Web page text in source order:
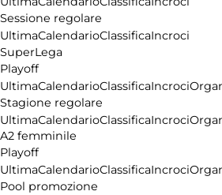
Sessione regolare
UltimaCalendarioClassificaIncroci
SuperLega
Playoff
UltimaCalendarioClassificaIncroci
Stagione regolare
UltimaCalendarioClassificaIncroci
A2 femminile
Playoff
UltimaCalendarioClassificaIncroci
Pool promozione